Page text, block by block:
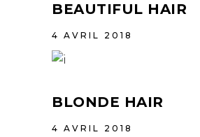
BEAUTIFUL HAIR
4 AVRIL 2018
BLONDE HAIR
4 AVRIL 2018